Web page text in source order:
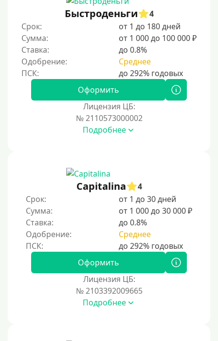
Для иностранных граждан Узбекистана
Для граждан СНГ
Сумма (рублей)
100 руб
300 руб
2500 руб
3000 руб
4000 руб
5000 руб
7000 руб
Быстроденьги
4
Срок:
от 1 до 180 дней
Сумма:
от 1 000 до 100 000 ₽
Ставка:
до 0.8%
Одобрение:
Среднее
Оформить
Лицензия ЦБ:
№ 2110573000002
Подробнее
Capitalina
4
Срок:
от 1 до 30 дней
Сумма:
от 1 000 до 30 000 ₽
Ставка:
до 0.8%
Одобрение:
Среднее
Оформить
Лицензия ЦБ:
№ 2103392009665
Подробнее